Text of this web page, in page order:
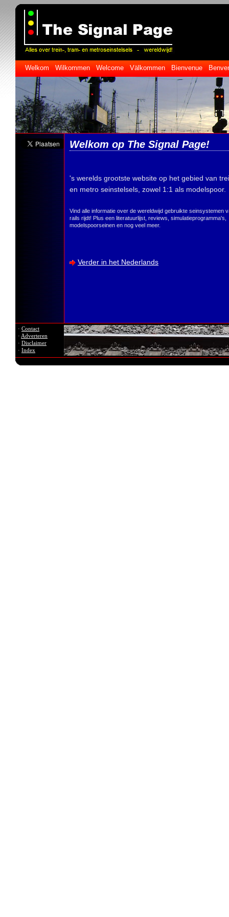
Welkom Wilkommen Welcome Välkommen Bienvenue
Welkom op The Signal Page!
's werelds grootste website op het gebied van
en metro seinstelsels, zowel 1:1 als modelspoor.
Vind alle informatie over de wereldwijd gebruikte seinsystemen
rails rijdt! Plus een literatuurlijst, reviews, simulatieprogramma's,
modelspoorseinen en nog veel meer.
Verder in het Nederlands
· Contact
· Adverteren
· Disclaimer
· Index